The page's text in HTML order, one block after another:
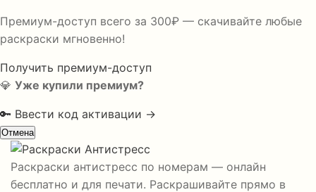
Премиум-доступ всего за 300₽ — скачивайте любые
раскраски мгновенно!
Получить премиум-доступ
💎 Уже купили премиум?
🔑 Ввести код активации →
Отмена
Раскраски антистресс по номерам — онлайн
бесплатно и для печати. Раскрашивайте прямо в